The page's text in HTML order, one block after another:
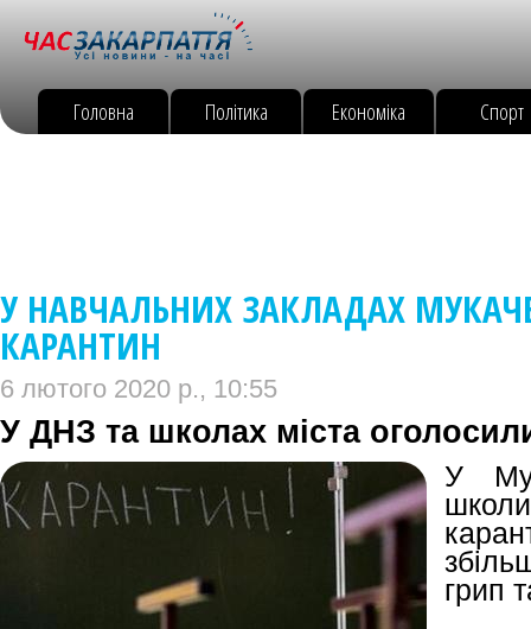
Головна Політика Економіка Спорт
У НАВЧАЛЬНИХ ЗАКЛАДАХ
КАРАНТИН
6 лютого 2020 р., 10:55
У ДНЗ та школах міста
У
грип